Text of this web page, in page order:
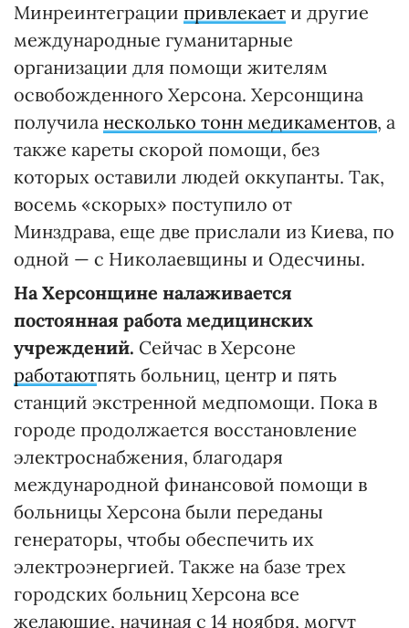
Минреинтеграции привлекает и другие
международные гуманитарные
организации для помощи жителям
освобожденного Херсона. Херсонщина
получила несколько тонн медикаментов, а
также кареты скорой помощи, без
которых оставили людей оккупанты. Так,
восемь «скорых» поступило от
Минздрава, еще две прислали из Киева, по
одной — с Николаевщины и Одесчины.
На Херсонщине налаживается
постоянная работа медицинских
учреждений. Сейчас в Херсоне
работаютпять больниц, центр и пять
станций экстренной медпомощи. Пока в
городе продолжается восстановление
электроснабжения, благодаря
международной финансовой помощи в
больницы Херсона были переданы
генераторы, чтобы обеспечить их
электроэнергией. Также на базе трех
городских больниц Херсона все
желающие, начиная с 14 ноября, могут